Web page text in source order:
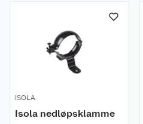
ISOLA
Isola nedløpsklamme